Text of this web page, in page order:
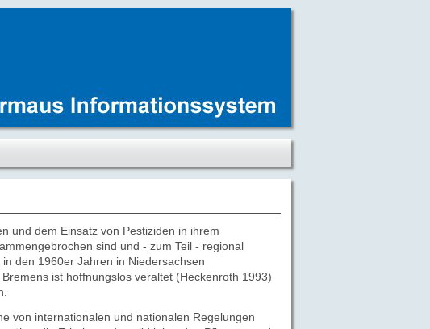
und dem Einsatz von Pestiziden in ihrem
sind und - zum Teil - regional
den 1960er Jahren in Niedersachsen
ist hoffnungslos veraltet (Heckenroth 1993)
von internationalen und nationalen Regelungen